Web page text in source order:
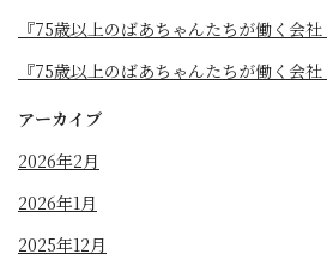
『75歳以上のばあちゃんたちが働く会
『75歳以上のばあちゃんたちが働く会
アーカイブ
2026年2月
2026年1月
2025年12月